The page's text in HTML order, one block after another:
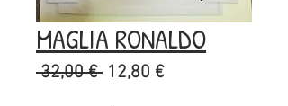
MAGLIA RONALDO
32,00 € Prezzo
12,80 €Prezzo